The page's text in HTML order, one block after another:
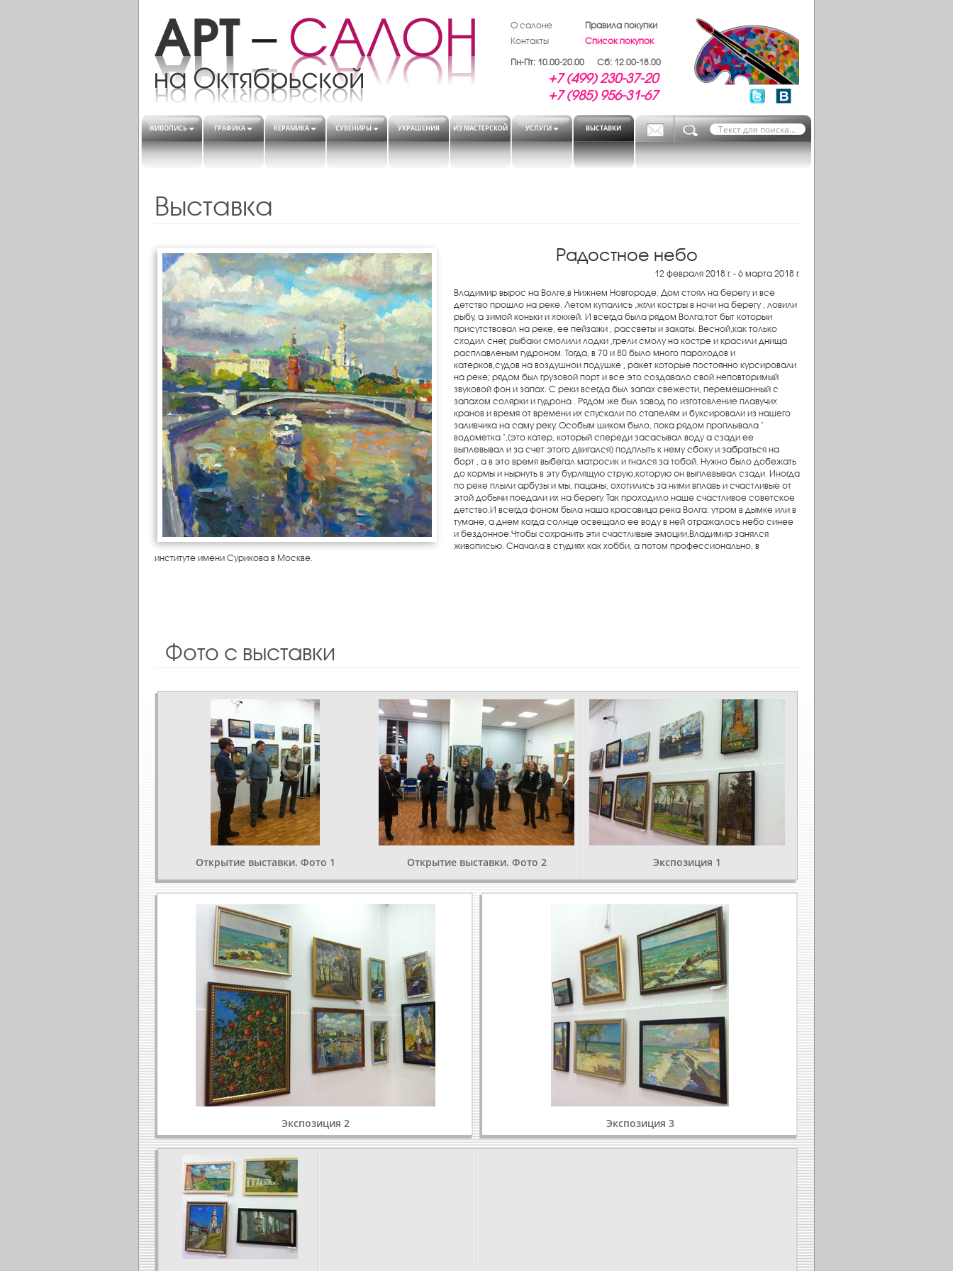
О салоне
Правила покупки
Контакты
Список покупок
Пн-Пт: 10.00-20.00 Сб: 12.00-18.00
+7 (499) 230-37-20
+7 (985) 956-31-67
ЖИВОПИСЬ ГРАФИКА КЕРАМИКА СУВЕНИРЫ УКРАШЕНИЯ ИЗ МАСТЕРСКОЙ УСЛУГИ ВЫСТАВКИ
Выставка
Радостное небо
12 февраля 2018 г. - 6 марта 2018 г.
Владимир вырос на Волге,в Нижнем Новгороде. Дом стоял на берегу и все
детство прошло на реке. Летом купались ,жгли костры в ночи на берегу , ловили
рыбу, а зимой коньки и хоккей. И всегда была рядом Волга,тот быт которыи
присутствовал на реке, ее пейзажи , рассветы и закаты. Весной,как только
сходил снег, рыбаки смолили лодки ,грели смолу на костре и красили днища
расплавленым гудроном. Тогда, в 70 и 80 было много пароходов и
катерков,судов на воздушнои подушке , ракет которые постоянно курсировали
на реке; рядом был грузовой порт и все это создавало свой неповторимый
звуковой фон и запах. С реки всегда был запах свежести, перемешанный с
запахом солярки и гудрона . Рядом же был завод по изготовление плавучих
кранов и время от времени их спускали по стапелям и буксировали из нашего
заливчика на саму реку. Особым шиком было, пока рядом проплывала "
водометка ",(это катер, который спереди засасывал воду а сзади ее
выплевывал и за счет этого двигался) подплыть к нему сбоку и забраться на
борт , а в это время выбегал матросик и гнался за тобой. Нужно было добежать
до кормы и нырнуть в эту бурлящую струю,которую он выплевывал сзади. Иногда
по реке плыли арбузы и мы, пацаны, охотились за ними вплавь и счастливые от
этой добычи поедали их на берегу. Так проходило наше счастливое советское
детство.И всегда фоном была наша красавица река Волга: утром в дымке или в
тумане, а днем когда солнце освещало ее воду в ней отражалось небо синее
и бездонное.Чтобы сохранить эти счастливые эмоции,Владимир занялся
живописью. Сначала в студиях как хобби, а потом профессионально, в
институте имени Сурикова в Москве.
Фото с выставки
Открытие выставки. Фото 1 Открытие выставки. Фото 2 Экспозиция 1
Экспозиция 2 Экспозиция 3